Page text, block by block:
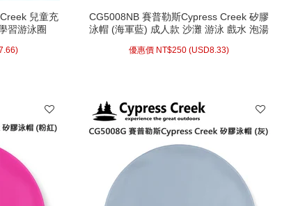
兒童充
習游泳圈
CG5008NB 賽普勒斯Cypress Creek 矽膠
泳帽 (海軍藍) 成人款 沙灘 游泳 戲水 泡湯
優惠價 NT$250 (USD8.33)